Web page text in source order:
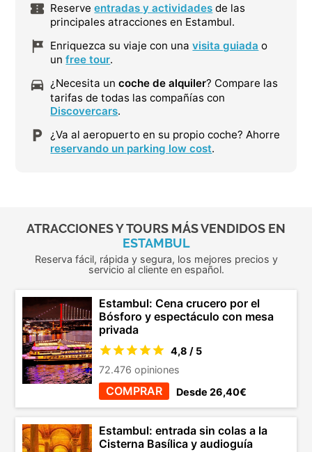
Reserveentradas y actividades de las
principales atracciones en Estambul.
Enriquezca su viaje con unavisita guiada o
unfree tour.
¿Necesita uncoche de alquiler? Compare las
tarifas de todas las compañías con
Discovercars.
¿Va al aeropuerto en su propio coche? Ahorre
reservando un parking low cost.
ATRACCIONES Y TOURS MÁS VENDIDOS EN
ESTAMBUL
Reserva fácil, rápida y segura, los mejores precios y
servicio al cliente en español.
Estambul: Cena crucero por el
Bósforo y espectáculo con mesa
privada
4,8 / 5
72.476 opiniones
COMPRAR Desde 26,40€
Estambul: entrada sin colas a la
Cisterna Basílica y audioguía